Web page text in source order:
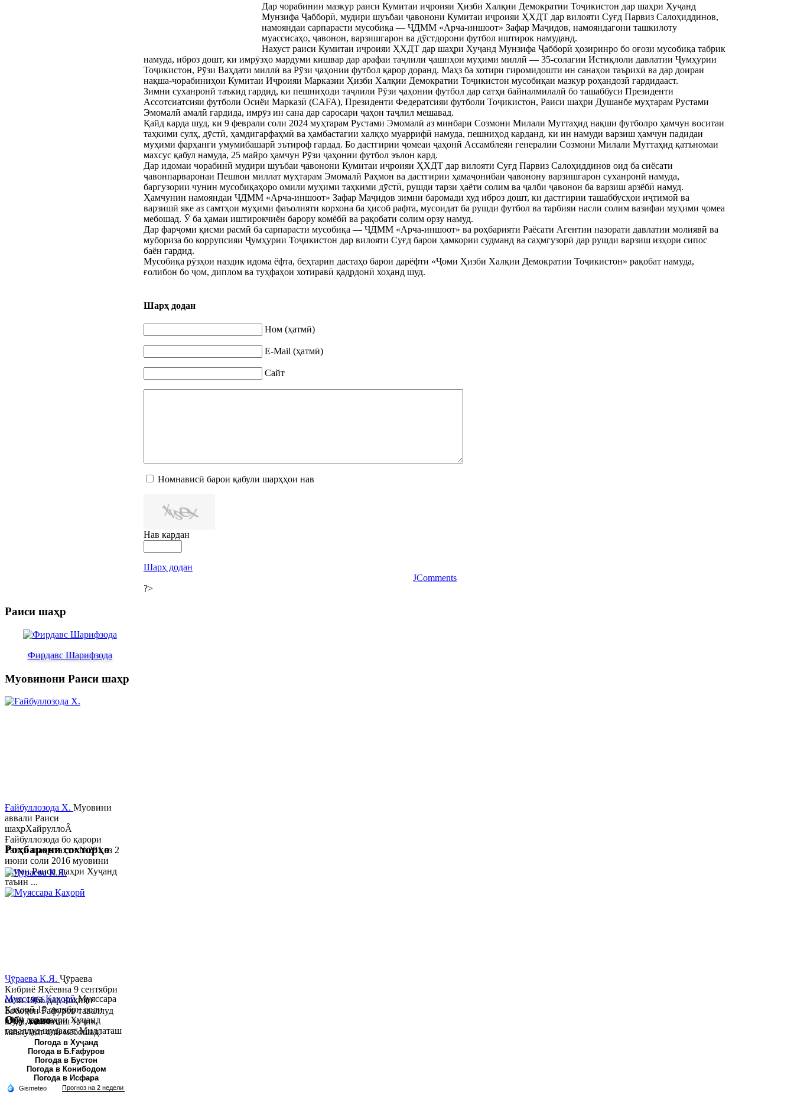
Дар чорабинии мазкур раиси Кумитаи иҷроияи Ҳизби Халқии Демократии Тоҷикистон дар шаҳри Хуҷанд
Мунзифа Ҷабборӣ, мудири шуъбаи ҷавонони Кумитаи иҷроияи ҲХДТ дар вилояти Суғд Парвиз Салоҳиддинов,
намояндаи сарпарасти мусобиқа — ҶДММ «Арча-иншоот» Зафар Маҷидов, намояндагони ташкилоту
муассисаҳо, ҷавонон, варзишгарон ва дӯстдорони футбол иштирок намуданд.
Нахуст раиси Кумитаи иҷроияи ҲХДТ дар шаҳри Хуҷанд Мунзифа Ҷабборӣ ҳозиринро бо оғози мусобиқа табрик
намуда, иброз дошт, ки имрӯзҳо мардуми кишвар дар арафаи таҷлили ҷашнҳои муҳими миллӣ — 35-солагии Истиқлоли давлатии Ҷумҳурии
Тоҷикистон, Рӯзи Ваҳдати миллӣ ва Рӯзи ҷаҳонии футбол қарор доранд. Маҳз ба хотири гиромидошти ин санаҳои таърихӣ ва дар доираи
нақша-чорабиниҳои Кумитаи Иҷроияи Марказии Ҳизби Халқии Демократии Тоҷикистон мусобиқаи мазкур роҳандозӣ гардидааст.
Зимни суханронӣ таъкид гардид, ки пешниҳоди таҷлили Рӯзи ҷаҳонии футбол дар сатҳи байналмилалӣ бо ташаббуси Президенти
Ассотсиатсияи футболи Осиёи Марказӣ (CAFA), Президенти Федератсияи футболи Тоҷикистон, Раиси шаҳри Душанбе муҳтарам Рустами
Эмомалӣ амалӣ гардида, имрӯз ин сана дар саросари ҷаҳон таҷлил мешавад.
Қайд карда шуд, ки 9 феврали соли 2024 муҳтарам Рустами Эмомалӣ аз минбари Созмони Милали Муттаҳид нақши футболро ҳамчун воситаи
таҳкими сулҳ, дӯстӣ, ҳамдигарфаҳмӣ ва ҳамбастагии халқҳо муаррифӣ намуда, пешниҳод карданд, ки ин намуди варзиш ҳамчун падидаи
муҳими фарҳанги умумибашарӣ эътироф гардад. Бо дастгирии ҷомеаи ҷаҳонӣ Ассамблеяи генералии Созмони Милали Муттаҳид қатъномаи
махсус қабул намуда, 25 майро ҳамчун Рӯзи ҷаҳонии футбол эълон кард.
Дар идомаи чорабинӣ мудири шуъбаи ҷавонони Кумитаи иҷроияи ҲХДТ дар вилояти Суғд Парвиз Салоҳиддинов оид ба сиёсати
ҷавонпарваронаи Пешвои миллат муҳтарам Эмомалӣ Раҳмон ва дастгирии ҳамаҷонибаи ҷавонону варзишгарон суханронӣ намуда,
баргузории чунин мусобиқаҳоро омили муҳими таҳкими дӯстӣ, рушди тарзи ҳаёти солим ва ҷалби ҷавонон ба варзиш арзёбӣ намуд.
Ҳамчунин намояндаи ҶДММ «Арча-иншоот» Зафар Маҷидов зимни баромади худ иброз дошт, ки дастгирии ташаббусҳои иҷтимоӣ ва
варзишӣ яке аз самтҳои муҳими фаъолияти корхона ба ҳисоб рафта, мусоидат ба рушди футбол ва тарбияи насли солим вазифаи муҳими ҷомеа
мебошад. Ӯ ба ҳамаи иштирокчиён барору комёбӣ ва рақобати солим орзу намуд.
Дар фарҷоми қисми расмӣ ба сарпарасти мусобиқа — ҶДММ «Арча-иншоот» ва роҳбарияти Раёсати Агентии назорати давлатии молиявӣ ва
мубориза бо коррупсияи Ҷумҳурии Тоҷикистон дар вилояти Суғд барои ҳамкории судманд ва саҳмгузорӣ дар рушди варзиш изҳори сипос
баён гардид.
Мусобиқа рӯзҳои наздик идома ёфта, беҳтарин дастаҳо барои дарёфти «Ҷоми Ҳизби Халқии Демократии Тоҷикистон» рақобат намуда,
ғолибон бо ҷом, диплом ва туҳфаҳои хотиравӣ қадрдонӣ хоҳанд шуд.
Шарҳ додан
Ном (ҳатмӣ)
E-Mail (ҳатмӣ)
Сайт
Номнависӣ барои қабули шарҳҳои нав
Нав кардан
Шарҳ додан
JComments
?>
Раиси шаҳр
Фирдавс Шарифзода
Муовинони Раиси шаҳр
Ғайбуллозода Х. Муовини
аввали Раиси
шаҳрХайруллоÂ
Ғайбуллозода бо қарори
Раиси шаҳр таҳти №281 аз 2
июни соли 2016 муовини
якуми Раиси шаҳри Хуҷанд
таъин ...
Муяссара ҚаҳорӣМуяссара
Қаҳорӣ 15 октябри соли
1979 дар шаҳри Хуҷанд
таваллуд шудааст. Миллаташ
тоҷик. Маълумот олӣ. Соли
2002 Донишгоҳи давлатии
Хуҷанд ба...
Роҳбарони сохторҳо
Ҷӯраева К.Я. Ҷӯраева
Кибриё Яҳёевна 9 сентябри
соли 1966 дар ноҳияи
Бобоҷон Ғафуров таваллуд
шуда, миллаташ тоҷик,
маълумот олӣ мебошад.
Соли 1997 Донишг...
Обу хаво
Погода в Хуҷанд
Погода в Б.Ғафуров
Погода в Бустон
Погода в Конибодом
Погода в Исфара